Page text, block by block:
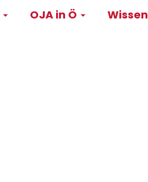
OJA in Ö Wissen